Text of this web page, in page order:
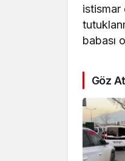
istismar
babası
Göz